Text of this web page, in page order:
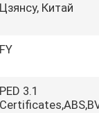
Цзянсу, Китай
FY
PED 3.1